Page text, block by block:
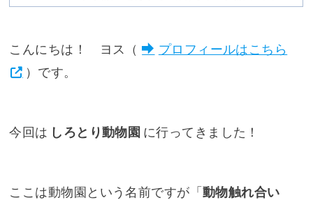
こんにちは！ ヨス（
プロフィールはこちら
）です。
今回は しろとり動物園 に行ってきました！
ここは動物園という名前ですが「動物触れ合い